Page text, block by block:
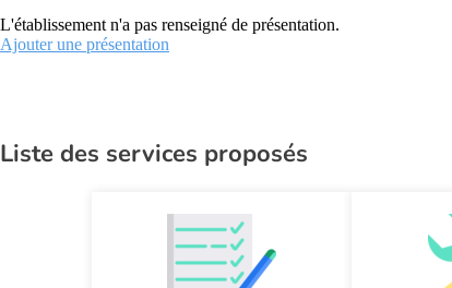
L'établissement n'a pas renseigné de présentation.
Ajouter une présentation
Liste des services proposés